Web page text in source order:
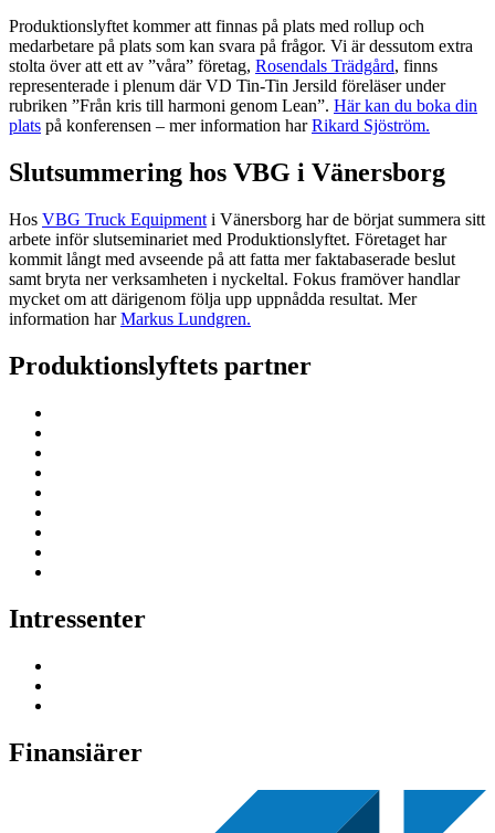
Produktionslyftet kommer att finnas på plats med rollup och
medarbetare på plats som kan svara på frågor. Vi är dessutom extra
stolta över att ett av ”våra” företag, Rosendals Trädgård, finns
representerade i plenum där VD Tin-Tin Jersild föreläser under
rubriken ”Från kris till harmoni genom Lean”. Här kan du boka din
plats på konferensen – mer information harRikard Sjöström.
Slutsummering hos VBG i Vänersborg
Hos VBG Truck Equipment i Vänersborg har de börjat summera sitt
arbete inför slutseminariet med Produktionslyftet. Företaget har
kommit långt med avseende på att fatta mer faktabaserade beslut
samt bryta ner verksamheten i nyckeltal. Fokus framöver handlar
mycket om att därigenom följa upp uppnådda resultat. Mer
information harMarkus Lundgren.
Produktionslyftets partner
Intressenter
Finansiärer